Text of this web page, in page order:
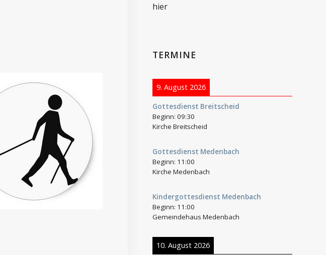
hier
TERMINE
9. August 2026
Gottesdienst Breitscheid
Beginn:09:30
Kirche Breitscheid
Gottesdienst Medenbach
Beginn: 11:00
Kirche Medenbach
Kindergottesdienst Medenbach
Beginn: 11:00
Gemeindehaus Medenbach
10. August 2026